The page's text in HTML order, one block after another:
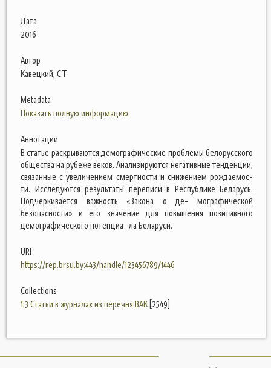
Дата
2016
Автор
Кавецкий, С.Т.
Metadata
Показать полную информацию
Аннотации
В статье раскрываются демографические проблемы белорусского
общества на рубеже веков. Анализируются негативные тенденции,
связанные с увеличением смертности и снижением рождаемос-
ти. Исследуются результаты переписи в Республике Беларусь.
Подчеркивается важность «Закона о де- мографической
безопасности» и его значение для повышения позитивного
демографического потенциа- ла Беларуси.
URI
https://rep.brsu.by:443/handle/123456789/1446
Collections
1.3 Статьи в журналах из перечня ВАК [2549]